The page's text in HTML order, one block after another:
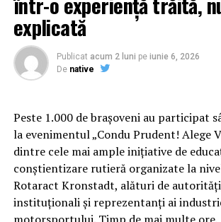
Cum știu dacă am obezitate? Rolul
explicată
Publicat acum 2 luni pe iunie 6, 2026
De native
Peste 1.000 de brașoveni au participat
la evenimentul „Condu Prudent! Alege
dintre cele mai ample inițiative de
conștientizare rutieră organizate la
Rotaract Kronstadt, alături de
instituționali și reprezentanți ai